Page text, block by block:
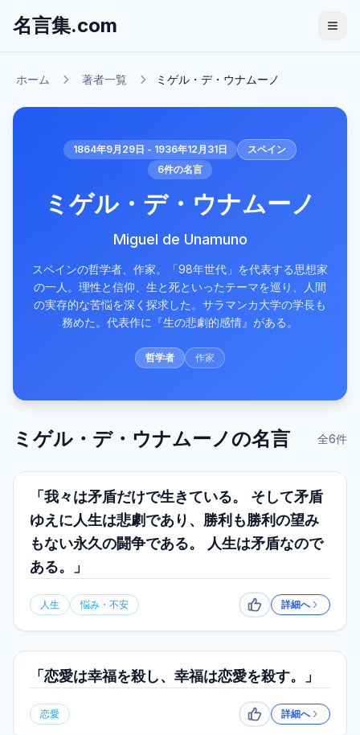
名言集.com
ホーム 著者一覧 ミゲル・デ・ウナムーノ
1864年9月29日 - 1936年12月31日
スペイン
6件の名言
ミゲル・デ・ウナムーノ
Miguel de Unamuno
スペインの哲学者、作家。「98年世代」を代表する思想家
の一人。理性と信仰、生と死といったテーマを巡り、人間
の実存的な苦悩を深く探求した。サラマンカ大学の学長も
務めた。代表作に『生の悲劇的感情』がある。
哲学者 作家
ミゲル・デ・ウナムーノ の名言 全6件
「我々は矛盾だけで生きている。 そして矛盾
ゆえに人生は悲劇であり、勝利も勝利の望み
もない永久の闘争である。 人生は矛盾なので
ある。」
人生 悩み・不安 いいね詳細へ
「恋愛は幸福を殺し、幸福は恋愛を殺す。」
恋愛 いいね詳細へ